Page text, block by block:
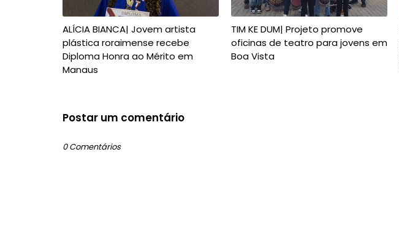
ALÍCIA BIANCA| Jovem artista
plástica roraimense recebe
Diploma Honra ao Mérito em
Manaus
TIM KE DUM| Projeto promove
oficinas de teatro para jovens em
Boa Vista
Postar um comentário
0 Comentários